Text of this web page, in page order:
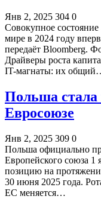
Янв 2, 2025 304 0
Совокупное
мире в 2024 году
передаёт Bloomberg.
Драйверы роста
IT-магнаты: их
Польша стала
Евросоюзе
Янв 2, 2025 309 0
Польша официально
Европейского союза 1
позицию на
30 июня 2025 года.
ЕС меняется…